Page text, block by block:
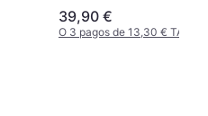
39,90 €
O 3 pagos de 13,30 € TAE 0%